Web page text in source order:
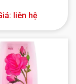
liên hệ